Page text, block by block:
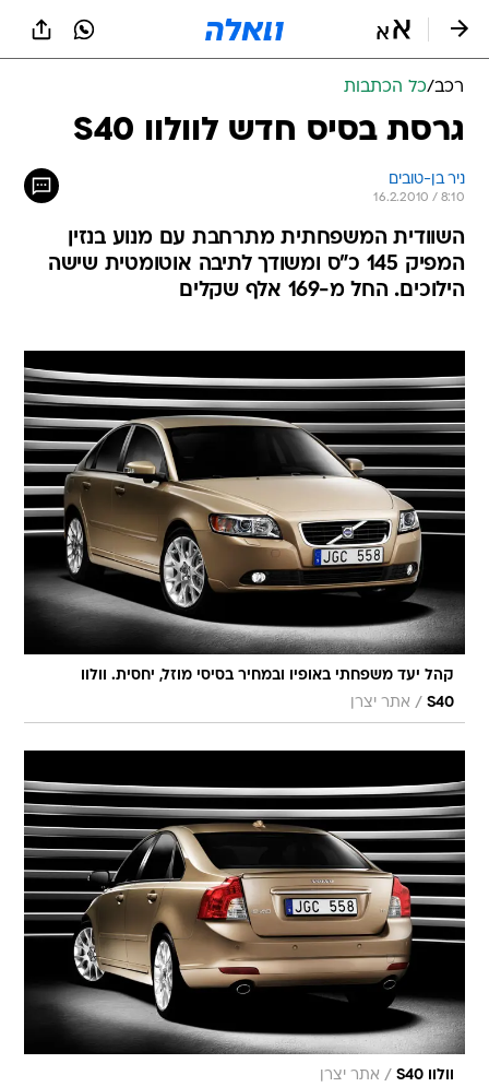
רכב/כל הכתבות
גרסת בסיס חדש לוולוו S40
ניר בן-טובים
16.2.2010 / 8:10
השוודית המשפחתית מתרחבת עם מנוע בנזין
המפיק 145 כ"ס ומשודך לתיבה אוטומטית שישה
הילוכים. החל מ-169 אלף שקלים
קהל יעד משפחתי באופיו ובמחיר בסיסי מוזל, יחסית. וולוו
S40
/ אתר יצרן
וולוו S40 / אתר יצרן